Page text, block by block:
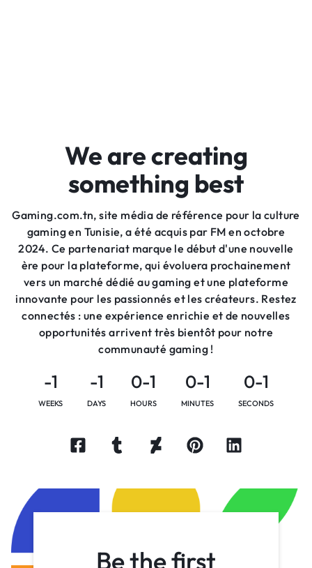
We are creating
something best
Gaming.com.tn, site média de référence pour la culture
gaming en Tunisie, a été acquis par FM en octobre
2024. Ce partenariat marque le début d'une nouvelle
ère pour la plateforme, qui évoluera prochainement
vers un marché dédié au gaming et une plateforme
innovante pour les passionnés et les créateurs. Restez
connectés : une expérience enrichie et de nouvelles
opportunités arrivent très bientôt pour notre
communauté gaming !
-1
WEEKS
-1
DAYS
0-1
HOURS
0-1
MINUTES
0-1
SECONDS
Be the first